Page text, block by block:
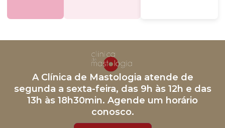
A Clínica de Mastologia atende de
segunda a sexta-feira, das 9h às 12h e das
13h às 18h30min. Agende um horário
conosco.